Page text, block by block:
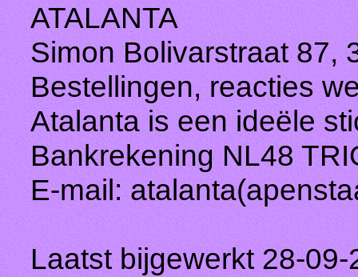
ATALANTA
Simon Bolivarstraat 87,
Bestellingen, reacties
Atalanta is een ideële
Bankrekening NL48
E-mail:
Laatst bijgewerkt 28-09-